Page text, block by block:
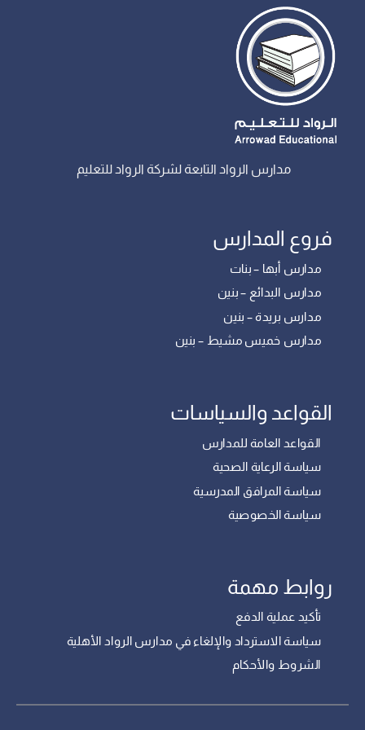
مدارس الرواد التابعة لشركة الرواد للتعليم
فروع المدارس
مدارس أبها – بنات
مدارس البدائع – بنين
مدارس بريدة – بنين
مدارس خميس مشيط – بنين
القواعد والسياسات
القواعد العامة للمدارس
سياسة الرعاية الصحية
سياسة المرافق المدرسية
سياسة الخصوصية
روابط مهمة
تأكيد عملية الدفع
سياسة الاسترداد والإلغاء في مدارس الرواد الأهلية
الشروط والأحكام